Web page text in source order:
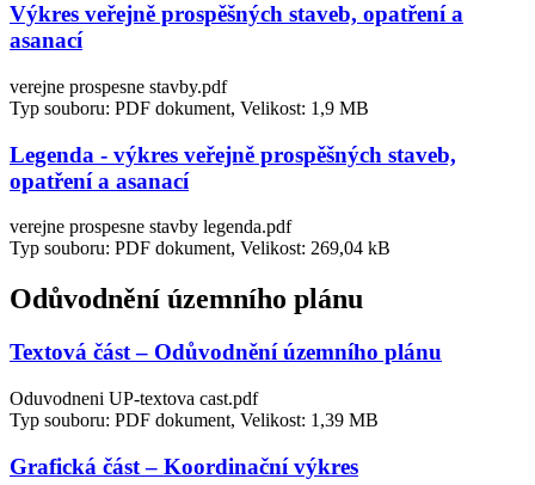
Výkres veřejně prospěšných staveb, opatření a
asanací
verejne prospesne stavby.pdf
Typ souboru: PDF dokument, Velikost: 1,9 MB
Legenda - výkres veřejně prospěšných staveb,
opatření a asanací
verejne prospesne stavby legenda.pdf
Typ souboru: PDF dokument, Velikost: 269,04 kB
Odůvodnění územního plánu
Textová část – Odůvodnění územního plánu
Oduvodneni UP-textova cast.pdf
Typ souboru: PDF dokument, Velikost: 1,39 MB
Grafická část – Koordinační výkres